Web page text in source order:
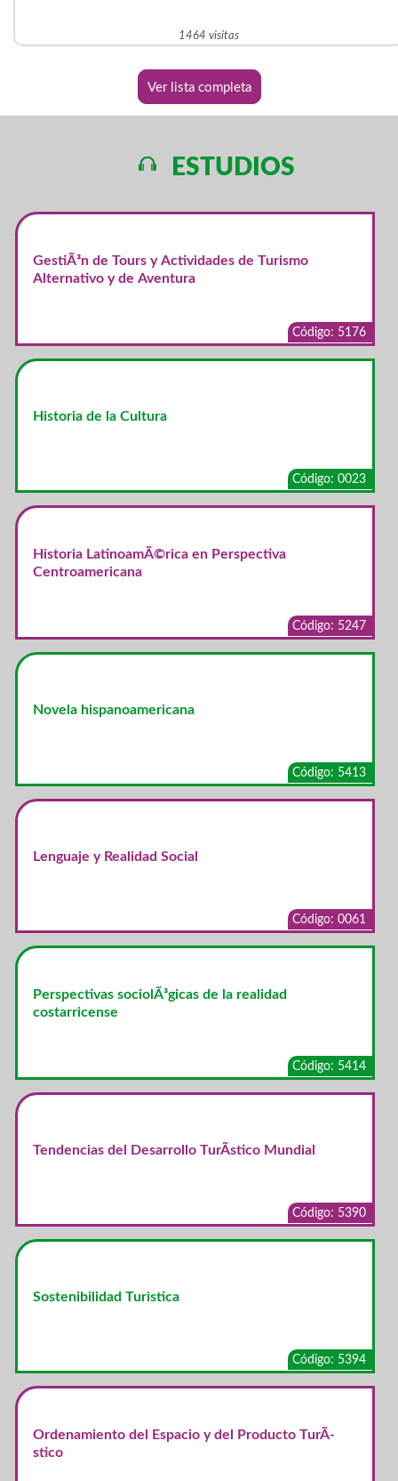
1464 visitas
Ver lista completa
ESTUDIOS
GestiÃ³n de Tours y Actividades de Turismo
Alternativo y de Aventura
Código: 5176
Historia de la Cultura
Código: 0023
Historia LatinoamÃ©rica en Perspectiva
Centroamericana
Código: 5247
Novela hispanoamericana
Código: 5413
Lenguaje y Realidad Social
Código: 0061
Perspectivas sociolÃ³gicas de la realidad
costarricense
Código: 5414
Tendencias del Desarrollo TurÃ­stico Mundial
Código: 5390
Sostenibilidad Turistica
Código: 5394
Ordenamiento del Espacio y del Producto TurÃ­
stico